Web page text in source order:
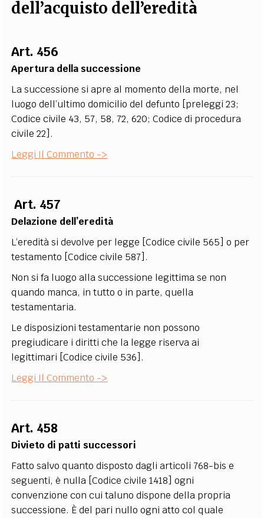
EXTRA
SOCIAL MEDIA
dell’acquisto dell’eredità
Art. 456
Apertura della successione
La successione si apre al momento della morte, nel
luogo dell’ultimo domicilio del defunto [preleggi 23;
Codice civile 43, 57, 58, 72, 620; Codice di procedura
civile 22].
Leggi Il Commento ->
Art. 457
Delazione dell’eredità
L’eredità si devolve per legge [Codice civile 565] o per
testamento [Codice civile 587].
Non si fa luogo alla successione legittima se non
quando manca, in tutto o in parte, quella
testamentaria.
Le disposizioni testamentarie non possono
pregiudicare i diritti che la legge riserva ai
legittimari [Codice civile 536].
Leggi Il Commento ->
Art. 458
Divieto di patti successori
Fatto salvo quanto disposto dagli articoli 768-bis e
seguenti, è nulla [Codice civile 1418] ogni
convenzione con cui taluno dispone della propria
successione. È del pari nullo ogni atto col quale